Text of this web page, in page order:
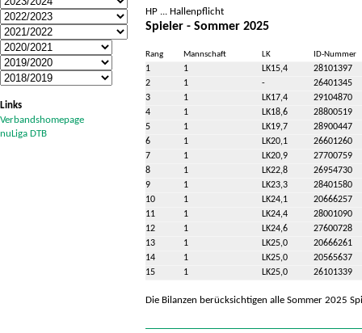
Links
Verbandshomepage
nuLiga DTB
HP ... Hallenpflicht
Spieler - Sommer 2025
Rang Mannschaft LK ID-Nummer
1 1 LK15,4
28101397
2
1 -
26401345
3
1 LK17,4
29104870
4
1 LK18,6
28800519
5
1 LK19,7
28900447
6
1 LK20,1
26601260
7
1 LK20,9
27700759
8
1 LK22,8
26954730
9
1 LK23,3
28401580
10
1 LK24,1
20666257
11
1 LK24,4
28001090
12
1 LK24,6
27600728
13
1 LK25,0
20666261
14
1 LK25,0
20565637
15
1 LK25,0 26101339
Die Bilanzen berücksichtigen alle Sommer 2025